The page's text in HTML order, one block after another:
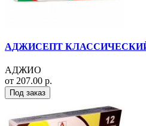
АДЖИСЕПТ
АДЖИО
от 207.00 р.
Под заказ